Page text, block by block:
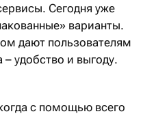
Сегодня уже
варианты.
дают пользователям
удобство и выгоду.
с помощью всего